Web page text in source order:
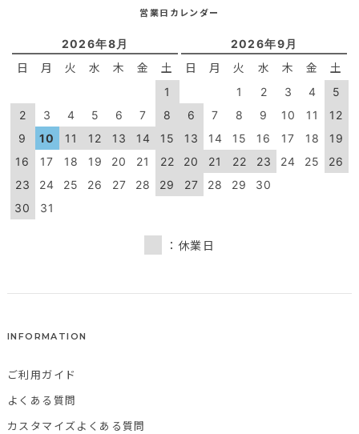
営業日カレンダー
2026年8月
日 月 火 水 木 金 土
1
2
3 4 5 6 7
8
9
10 11 12 13 14
15
16
17 18 19 20 21
22
23
24 25 26 27 28
29
30
31
2026年9月
日 月 火 水 木 金 土
1 2 3 4
5
6
7 8 9 10 11
12
13
14 15 16 17 18
19
20
21 22 23 24 25
26
27
28 29 30
：休業日
INFORMATION
ご利用ガイド
よくある質問
カスタマイズよくある質問